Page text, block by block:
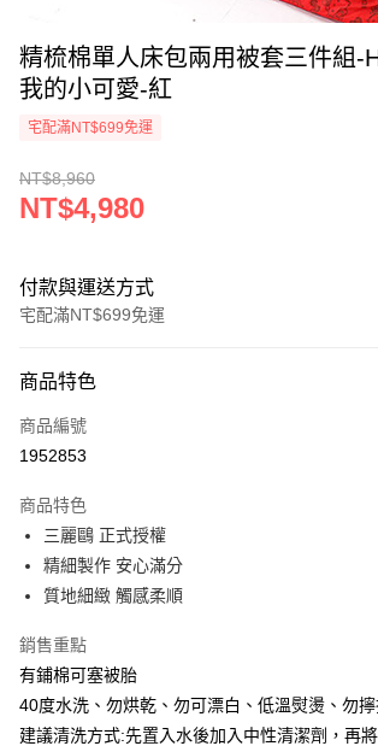
精梳棉單人床包兩用被套三件組-
我的小可愛-紅
宅配滿NT$699免運
NT$8,960
NT$4,980
付款與運送方式
宅配滿NT$699免運
信用卡一次付款
LINE Pay
街口支付
悠遊付
ATM付款
商品特色
商品編號
1952853
商品特色
三麗鷗 正式授權
精細製作 安心滿分
質地細緻 觸感柔順
銷售重點
有鋪棉可塞被胎
40度水洗、勿烘乾、勿可漂白、低溫熨燙、勿擰
建議清洗方式:先置入水後加入中性清潔劑，再